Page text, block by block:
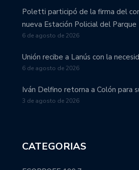
Poletti participó de la firma del
nueva Estación Policial del
6 de agosto de 2026
Unión recibe a Lanús con la
6 de agosto de 2026
Iván Delfino retorna a Colón para
3 de agosto de 2026
CATEGORIAS